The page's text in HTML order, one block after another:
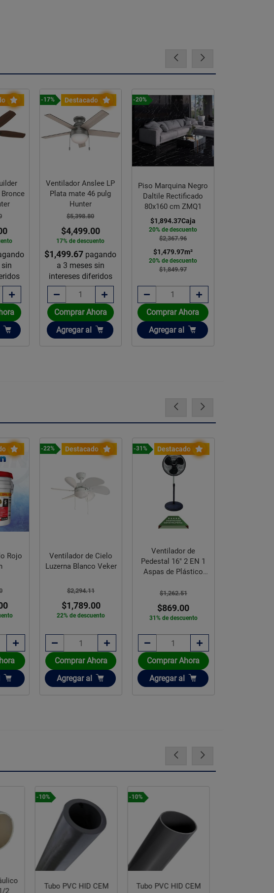
Bronce
sin
Destacado
-17%
Ventilador Anslee LP
Plata mate 46 pulg
Hunter
$5,398.80
$4,499.00
17% de descuento
$1,499.67 pagando
a 3 meses sin
intereses diferidos
Comprar Ahora
Añadir
Agregar al
-20%
Piso Marquina Negro
Daltile Rectificado
80x160 cm ZMQ1
$2,367.96
$1,894.37Caja
20% de descuento
$1,849.97
$1,479.97m²
20% de descuento
Comprar Ahora
Añadir
Agregar al
Rojo
Destacado
-22%
Ventilador de Cielo
Luzerna Blanco Veker
$2,294.11
$1,789.00
22% de descuento
Comprar Ahora
Añadir
Agregar al
Destacado
-31%
Ventilador de
Pedestal 16" 2 EN 1
Aspas de Plástico
$1,262.51
$869.00
31% de descuento
Comprar Ahora
Añadir
Agregar al
CEM
-10%
Tubo PVC HID CEM
Precio especial
Tubo Poliducto Negro